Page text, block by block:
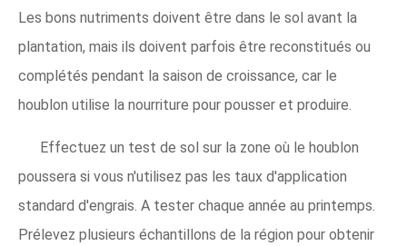
Les bons nutriments doivent être dans le sol avant la
plantation, mais ils doivent parfois être reconstitués ou
complétés pendant la saison de croissance, car le
houblon utilise la nourriture pour pousser et produire.
Effectuez un test de sol sur la zone où le houblon
poussera si vous n'utilisez pas les taux d'application
standard d'engrais. A tester chaque année au printemps.
Prélevez plusieurs échantillons de la région pour obtenir